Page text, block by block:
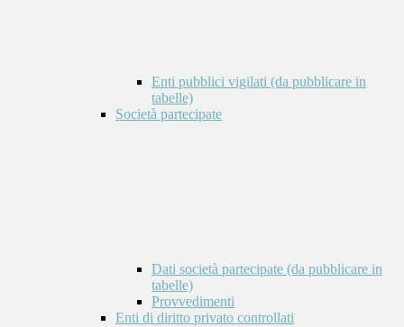
Enti pubblici vigilati (da pubblicare in
tabelle)
Società partecipate
Dati società partecipate (da pubblicare in
tabelle)
Provvedimenti
Enti di diritto privato controllati